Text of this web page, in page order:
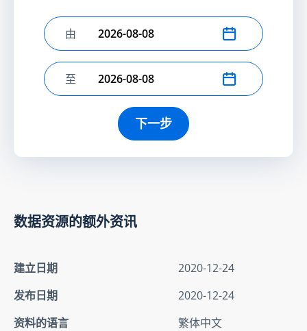
选择开始日期
由
选择结束日期
至
下一步
数据资源的额外资讯
建立日期
2020-12-24
发布日期
2020-12-24
资料的语言
繁体中文